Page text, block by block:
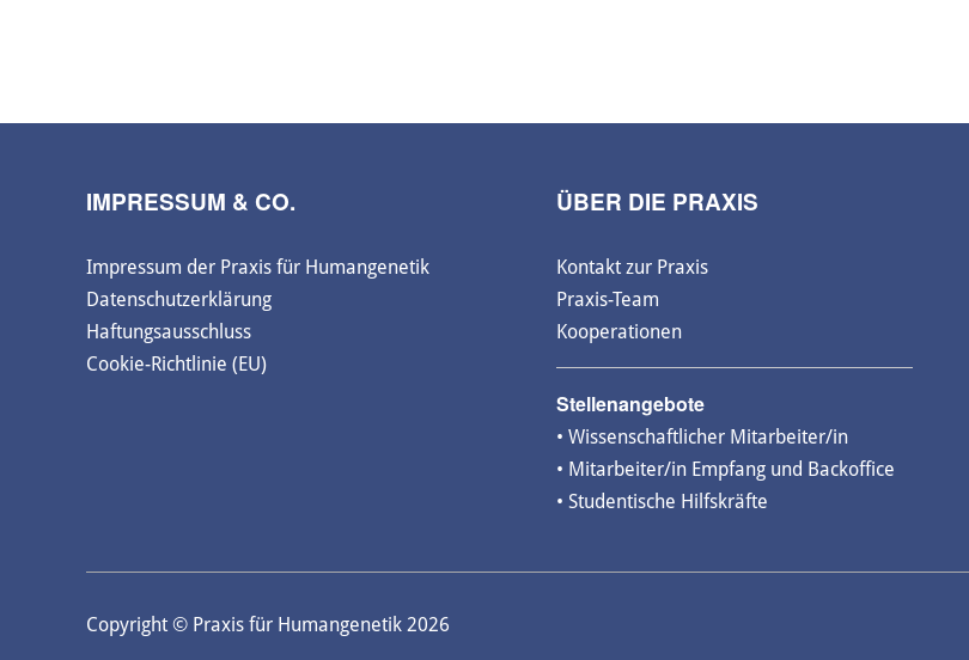
IMPRESSUM & CO.
Impressum der Praxis für Humangenetik
Datenschutzerklärung
Haftungsausschluss
Cookie-Richtlinie (EU)
ÜBER DIE PRAXIS
Kontakt zur Praxis
Praxis-Team
Kooperationen
Stellenangebote
• Wissenschaftlicher Mitarbeiter/in
• Mitarbeiter/in Empfang und Backoffice
• Studentische Hilfskräfte
Copyright © Praxis für Humangenetik 2026